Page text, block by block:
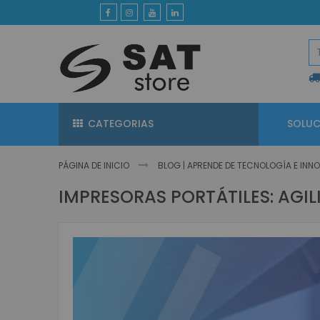
contenido
CATEGORIAS
PÁGINA DE INICIO BLOG | APRENDE DE TECNOLOGÍA E
IMPRESORAS PORTÁTILES: